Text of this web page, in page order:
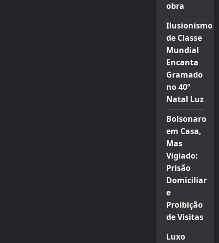
obra
Ilusionismo
de Classe
Mundial
Encanta
Gramado
no 40º
Natal Luz
Bolsonaro
em Casa,
Mas
Vigiado:
Prisão
Domiciliar
e
Proibição
de Visitas
Luxo